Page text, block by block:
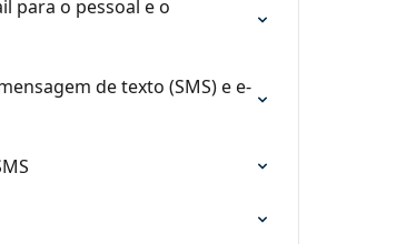
para o pessoal e o
de texto (SMS) e e-